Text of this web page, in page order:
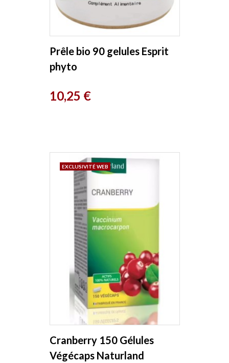
Prêle bio 90 gelules Esprit
phyto
Prix
10,25 €
Cranberry 150 Gélules
Végécaps Naturland
EXCLUSIVITÉ WEB